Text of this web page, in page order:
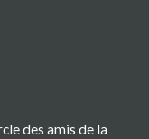
des amis de la